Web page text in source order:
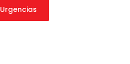
Urgencias